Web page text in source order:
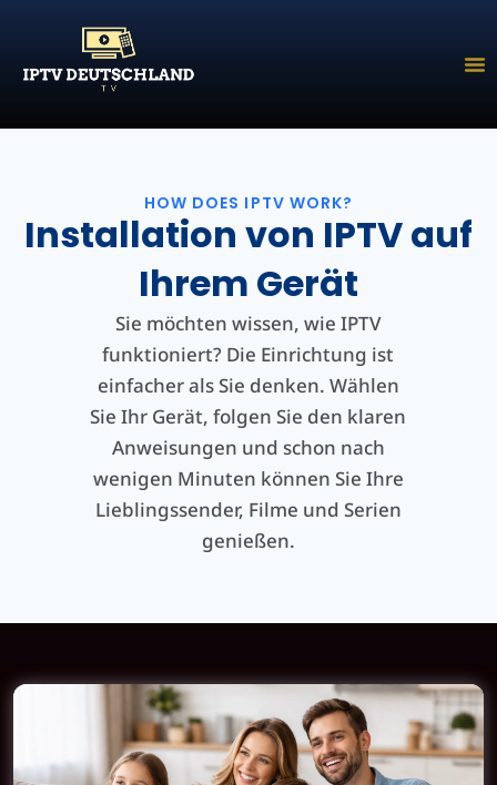
springen
HOW DOES IPTV WORK?
Installation von IPTV auf
Ihrem Gerät
Sie möchten wissen, wie IPTV
funktioniert? Die Einrichtung ist
einfacher als Sie denken. Wählen
Sie Ihr Gerät, folgen Sie den klaren
Anweisungen und schon nach
wenigen Minuten können Sie Ihre
Lieblingssender, Filme und Serien
genießen.